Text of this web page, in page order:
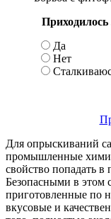
Да
Нет
Для опрыскиваний
промышленные
свойство попадать
Безопасными в этом
приготовленные по
вкусовые и